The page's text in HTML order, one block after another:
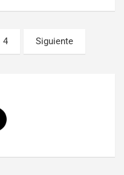
4 Siguiente